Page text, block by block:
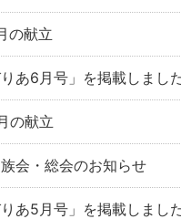
の献立
あ6月号」を掲載しました
の献立
会・総会のお知らせ
あ5月号」を掲載しました